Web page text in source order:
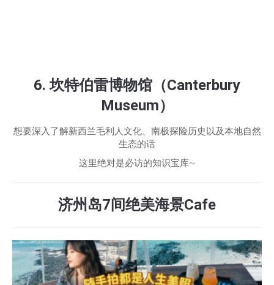
6. 坎特伯雷博物馆（Canterbury
Museum）
想要深入了解新西兰毛利人文化、南极探险历史以及本地自然
生态的话
这里绝对是必访的知识宝库~
济州岛7间绝美海景Cafe